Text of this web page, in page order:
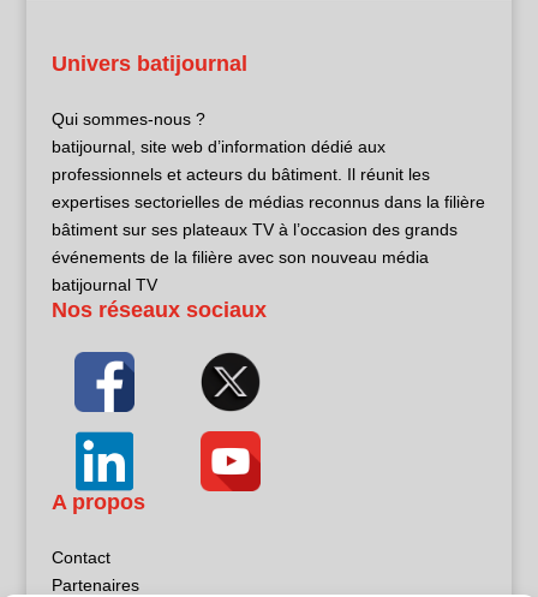
Univers batijournal
Qui sommes-nous ?
batijournal, site web d’information dédié aux
professionnels et acteurs du bâtiment. Il réunit les
expertises sectorielles de médias reconnus dans la filière
bâtiment sur ses plateaux TV à l’occasion des grands
événements de la filière avec son nouveau média
batijournal TV
Nos réseaux sociaux
A propos
Contact
Partenaires